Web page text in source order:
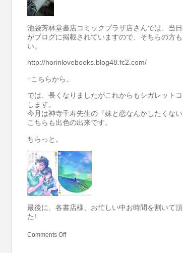
池袋芳林堂書店コミックプラザ店さんでは、当
がブログに掲載されていますので、そちらの方
い。
http://horinlovebooks.blog48.fc2.com/
↑こちらから。
では、長くなりましたがこれからもシガレット
します。
今月は神寺千寿先生の『妹と恋なんかしたくない
こちらも出色の出来です。
ちらっと。
最後に、各書店様、お忙しい中お時間を割いて
た!
Comments Off